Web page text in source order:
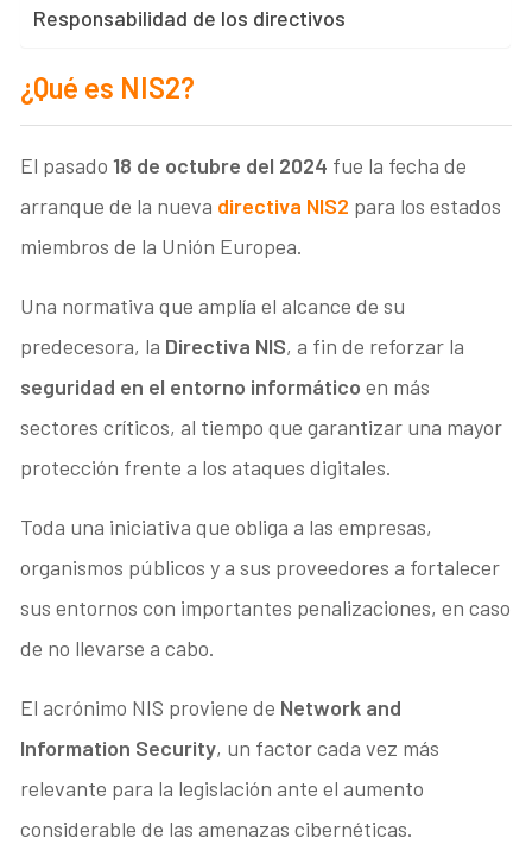
Responsabilidad de los directivos
¿Qué es NIS2?
El pasado18 de octubre del 2024 fue la fecha de
arranque de la nueva directiva NIS2 para los estados
miembros de la Unión Europea.
Una normativa que amplía el alcance de su
predecesora, la Directiva NIS, a fin de reforzar la
seguridad en el entorno informático en más
sectores críticos, al tiempo que garantizar una mayor
protección frente a los ataques digitales.
Toda una iniciativa que obliga a las empresas,
organismos públicos y a sus proveedores a fortalecer
sus entornos con importantes penalizaciones, en caso
de no llevarse a cabo.
El acrónimo NIS proviene de Network and
Information Security, un factor cada vez más
relevante para la legislación ante el aumento
considerable de las amenazas cibernéticas.